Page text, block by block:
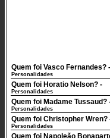
Quem foi Vasco Fernandes? -
Personalidades
Quem foi Horatio Nelson? -
Personalidades
Quem foi Madame Tussaud?
Personalidades
Quem foi Christopher Wren?
Personalidades
Quem foi Napoleão